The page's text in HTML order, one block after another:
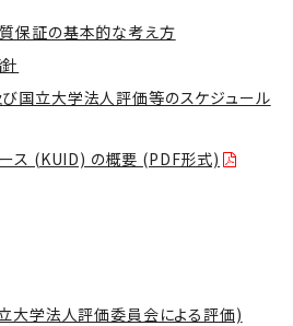
保証の基本的な考え方
国立大学法人評価等のスケジュール
ス (KUID) の概要 (PDF形式)
大学法人評価委員会による評価)